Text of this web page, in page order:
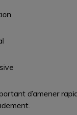
d’amener